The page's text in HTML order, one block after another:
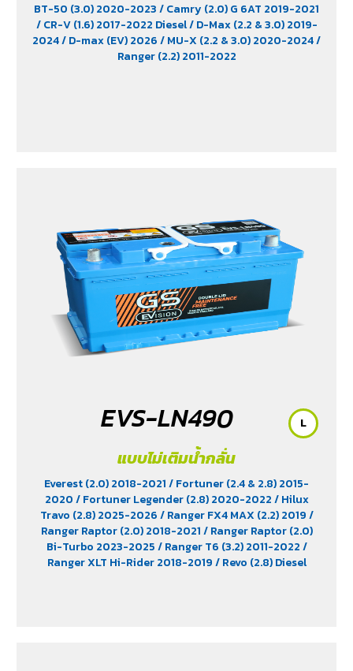
BT-50 (3.0) 2020-2023/ Camry (2.0) G 6AT 2019-2021
/ CR-V (1.6) 2017-2022 Diesel/ D-Max (2.2 & 3.0) 2019-
2024/ D-max (EV) 2026/ MU-X (2.2 & 3.0) 2020-2024/
Ranger (2.2) 2011-2022
EVS-LN490
แบบไม่เติมน้ำกลั่น
Everest (2.0) 2018-2021/ Fortuner (2.4 & 2.8) 2015-
2020/ Fortuner Legender (2.8) 2020-2022/ Hilux
Travo (2.8) 2025-2026/ Ranger FX4 MAX (2.2) 2019/
Ranger Raptor (2.0) 2018-2021/ Ranger Raptor (2.0)
Bi-Turbo 2023-2025/ Ranger T6 (3.2) 2011-2022/
Ranger XLT Hi-Rider 2018-2019/ Revo (2.8) Diesel
L